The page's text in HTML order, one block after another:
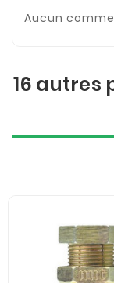
Aucun
16 autres